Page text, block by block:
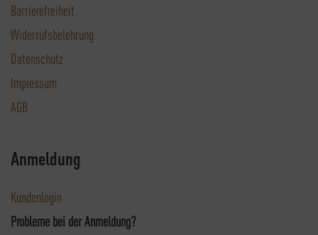
Barrierefreiheit
Widerrufsbelehrung
Datenschutz
Impressum
AGB
Anmeldung
Kundenlogin
Probleme bei der Anmeldung?